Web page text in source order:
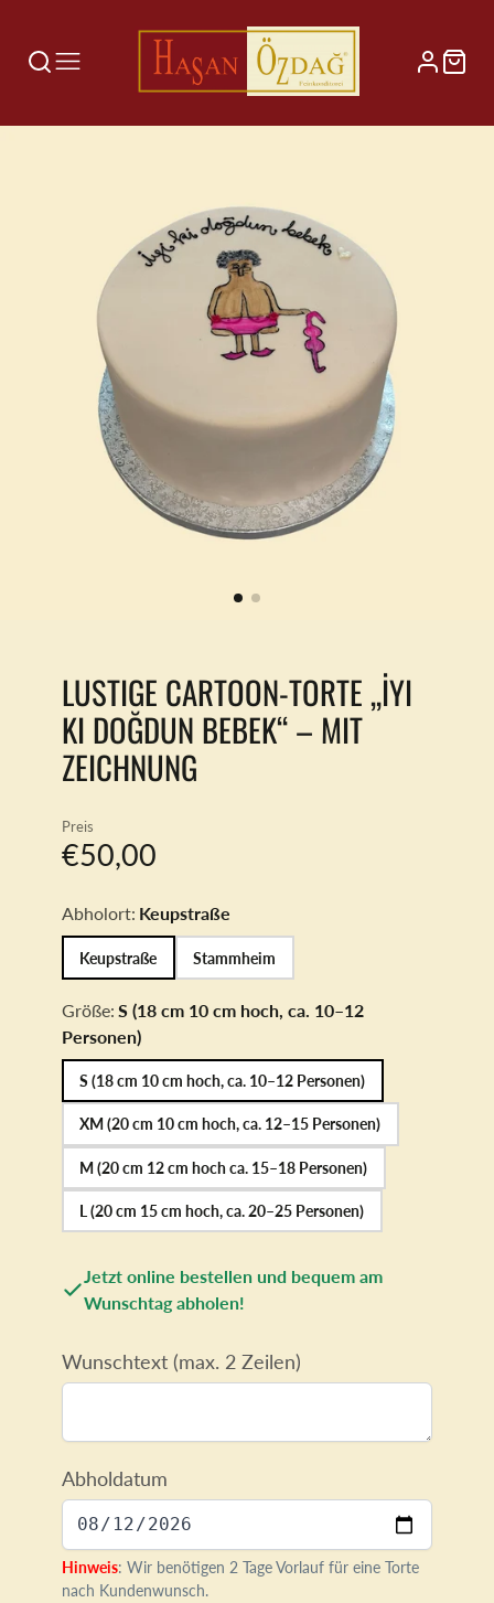
LUSTIGE CARTOON-TORTE „İYI
KI DOĞDUN BEBEK“ – MIT
ZEICHNUNG
Preis
€50,00
Abholort: Keupstraße
Keupstraße Stammheim
Größe: S (18 cm 10 cm hoch, ca. 10–12
Personen)
S (18 cm 10 cm hoch, ca. 10–12 Personen)
XM (20 cm 10 cm hoch, ca. 12–15 Personen)
M (20 cm 12 cm hoch ca. 15–18 Personen)
L (20 cm 15 cm hoch, ca. 20–25 Personen)
Jetzt online bestellen und bequem am
Wunschtag abholen!
Wunschtext (max. 2 Zeilen)
Abholdatum
Hinweis: Wir benötigen 2 Tage Vorlauf für eine Torte
nach Kundenwunsch.